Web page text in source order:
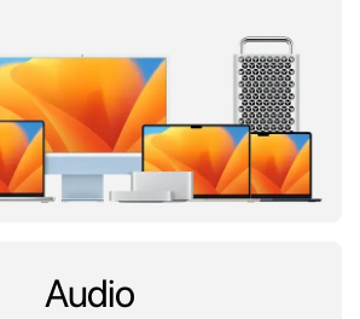
Audio